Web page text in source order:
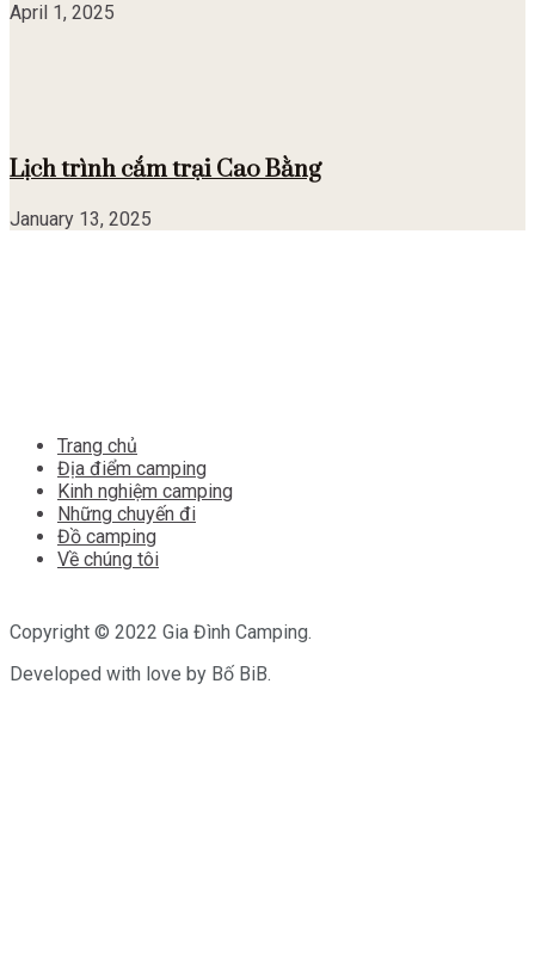
April 1, 2025
Lịch trình cắm trại Cao Bằng
January 13, 2025
Trang chủ
Địa điểm camping
Kinh nghiệm camping
Những chuyến đi
Đồ camping
Về chúng tôi
Copyright © 2022 Gia Đình Camping.
Developed with love by Bố BiB.